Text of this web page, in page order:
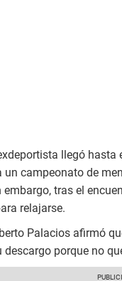
llegó hasta
un campeonato de
embargo, tras el
relajarse.
Palacios afirmó
porque no